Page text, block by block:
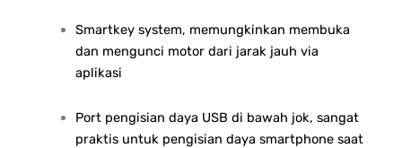
Smartkey system, memungkinkan membuka
dan mengunci motor dari jarak jauh via
aplikasi
Port pengisian daya USB di bawah jok, sangat
praktis untuk pengisian daya smartphone saat